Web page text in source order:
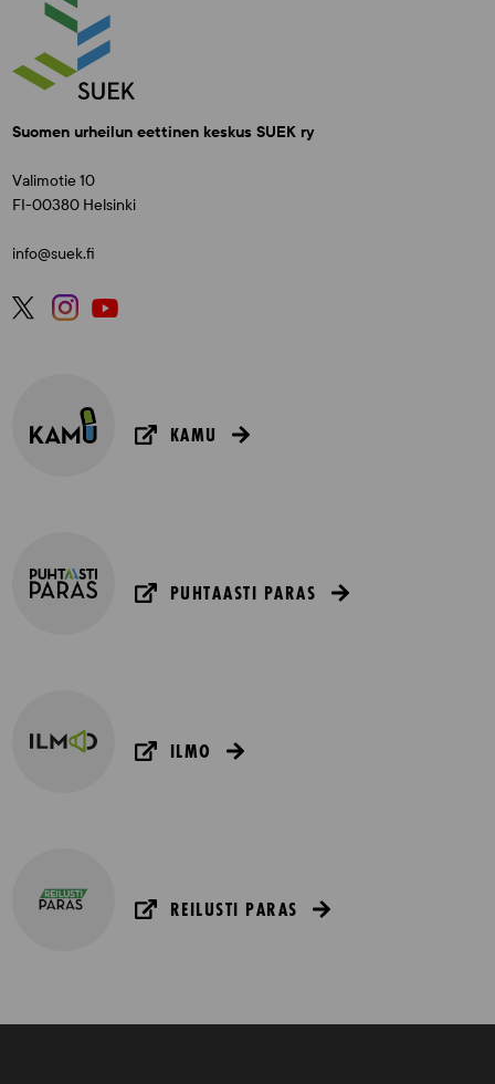
Suomen urheilun eettinen keskus SUEK ry
Valimotie 10
FI-00380 Helsinki
info@suek.fi
KAMU
PUHTAASTI PARAS
ILMO
REILUSTI PARAS